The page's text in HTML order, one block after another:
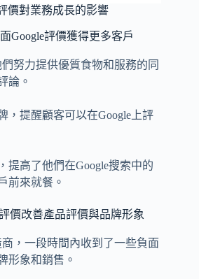
價對業務成長的影響
Google評價獲得更多客戶
努力提供優質食物和服務的同
論。
，提醒顧客可以在Google上評
提高了他們在Google搜索中的
前來就餐。
價改善產品評價與品牌形象
，一段時間內收到了一些負面
形象和銷售。